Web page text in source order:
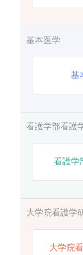
基本医学
基
看護学部看護
看護学
大学院看護学
大学院